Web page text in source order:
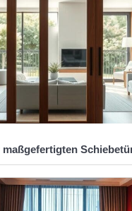
maßgefertigten